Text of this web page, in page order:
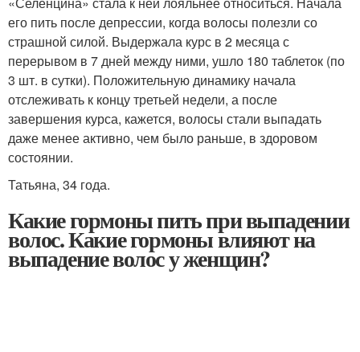
его пить после депрессии, когда волосы полезли со
страшной силой. Выдержала курс в 2 месяца с
перерывом в 7 дней между ними, ушло 180 таблеток (по
3 шт. в сутки). Положительную динамику начала
отслеживать к концу третьей недели, а после
завершения курса, кажется, волосы стали выпадать
даже менее активно, чем было раньше, в здоровом
состоянии.
Татьяна, 34 года.
Какие гормоны пить при выпадении
волос. Какие гормоны влияют на
выпадение волос у женщин?